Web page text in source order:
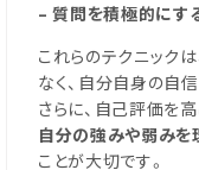
– 質問を積極的にす
これらのテクニック
なく、自分自身の自
さらに、自己評価を
自分の強みや弱みを
ことが大切です。